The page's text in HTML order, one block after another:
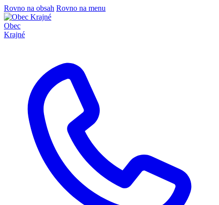
Rovno na obsah Rovno na menu
Obec
Krajné